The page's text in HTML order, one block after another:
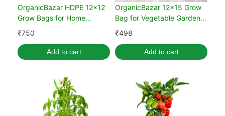
OrganicBazar HDPE 12x12
Grow Bags for Home
Gardening Extra Thick
Plant Bags (Pack of 10)
₹750
Add to cart
OrganicBazar 12x15 Grow
Bag for Vegetable Garden,
Premium HDPE 260 GSM,
5)
₹498
Add to cart